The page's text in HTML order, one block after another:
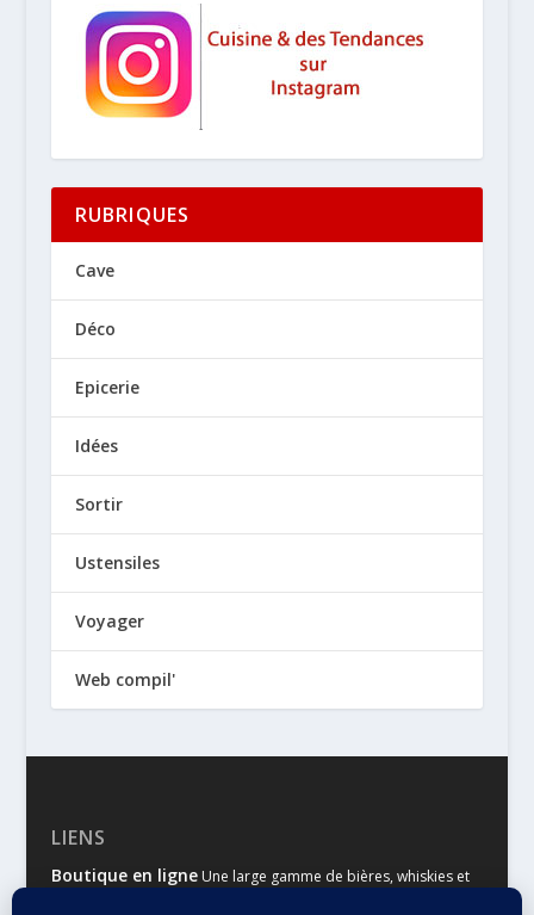
RUBRIQUES
Cave
Déco
Epicerie
Idées
Sortir
Ustensiles
Voyager
Web compil'
LIENS
Boutique en ligneUne large gamme de bières, whiskies et